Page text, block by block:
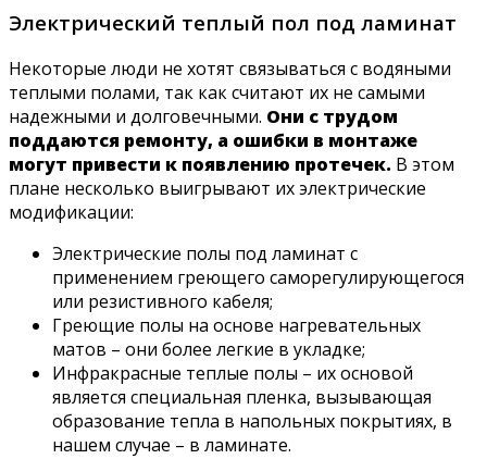
Электрический теплый пол под ламинат
Некоторые люди не хотят связываться с водяными
теплыми полами, так как считают их не самыми
надежными и долговечными. Они с трудом
поддаются ремонту, а ошибки в монтаже
могут привести к появлению протечек. В этом
плане несколько выигрывают их электрические
модификации:
Электрические полы под ламинат с
применением греющего саморегулирующегося
или резистивного кабеля;
Греющие полы на основе нагревательных
матов – они более легкие в укладке;
Инфракрасные теплые полы – их основой
является специальная пленка, вызывающая
образование тепла в напольных покрытиях, в
нашем случае – в ламинате.